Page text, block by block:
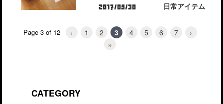
いる[PR]
2017/05/30 日常アイテム
Page 3 of 12 ‹ 1 2 3 4 5 6 7
›
»
CATEGORY